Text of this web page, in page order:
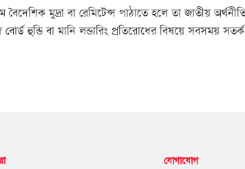
বৈদেশিক মুদ্রা বা রেমিটেন্স পাঠাতে হলে তা জাতীয়
হুন্ডি বা মানি লন্ডারিং প্রতিরোধের বিষয়ে সবসময় সতর্ক
যোগাযোগ